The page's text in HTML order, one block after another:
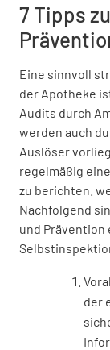
7 Tipps
Eine sinnvoll
der Apotheke
Audits durch
werden auch
Auslöser
regelmäßig
zu berichten.
Nachfolgend
und
der